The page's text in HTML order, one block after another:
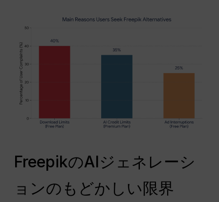
FreepikのAIジェネレーシ
ョンのもどかしい限界